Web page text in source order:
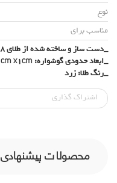
نوع
مناسب برای
_دست ساز و ساخته شده از طلای 18 عیار (750)
_ابعاد حدودی گوشواره: 1cm x1cm
_رنگ طلا: زرد
اشتراک‌ گذاری
محصولات پیشنهادی